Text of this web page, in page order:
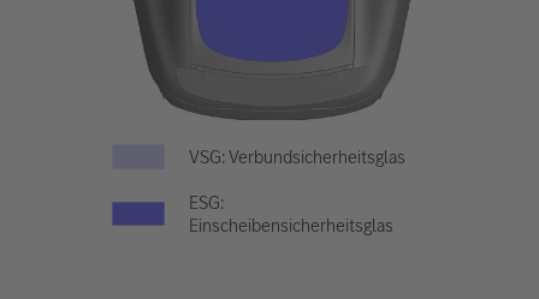
VSG: Verbundsicherheitsglas
ESG:
Einscheibensicherheitsglas